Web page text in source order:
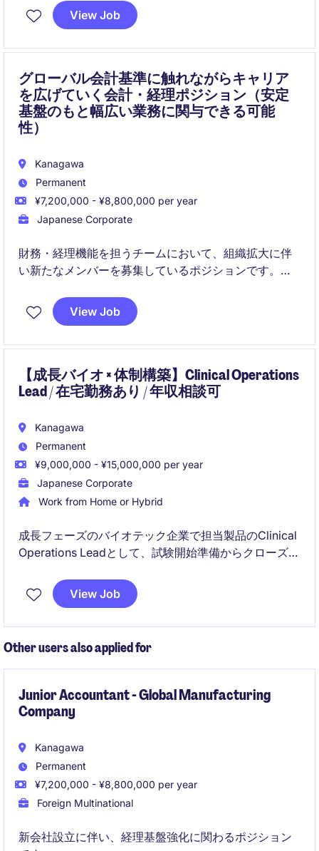
他部門と連携しながらプロジェクトを推進し、創薬プ
ロセスの効率化と高度化に貢献します。
View Job
グローバル会計基準に触れながらキャリア
を広げていく会計・経理ポジション（安定
基盤のもと幅広い業務に関与できる可能
性）
Kanagawa
Permanent
¥7,200,000 - ¥8,800,000 per year
Japanese Corporate
財務・経理機能を担うチームにおいて、組織拡大に伴
い新たなメンバーを募集しているポジションです。日
外との連携を通じて専門性と実務力の双方を高めてい
くことが期待されます。横断的なプロジェクトへの参
View Job
【成長バイオ × 体制構築】Clinical Operations
Lead / 在宅勤務あり / 年収相談可
Kanagawa
Permanent
¥9,000,000 - ¥15,000,000 per year
Japanese Corporate
Work from Home or Hybrid
成長フェーズのバイオテック企業で担当製品のClinical
Operations Leadとして、試験開始準備からクローズア
ジションです。社内外の関連部署やベンダーと連携し
ながら、進捗・品質・コスト・リスク管理およびチー
View Job
Other users also applied for
Junior Accountant - Global Manufacturing
Company
Kanagawa
Permanent
¥7,200,000 - ¥8,800,000 per year
Foreign Multinational
新会社設立に伴い、経理基盤強化に関わるポジション